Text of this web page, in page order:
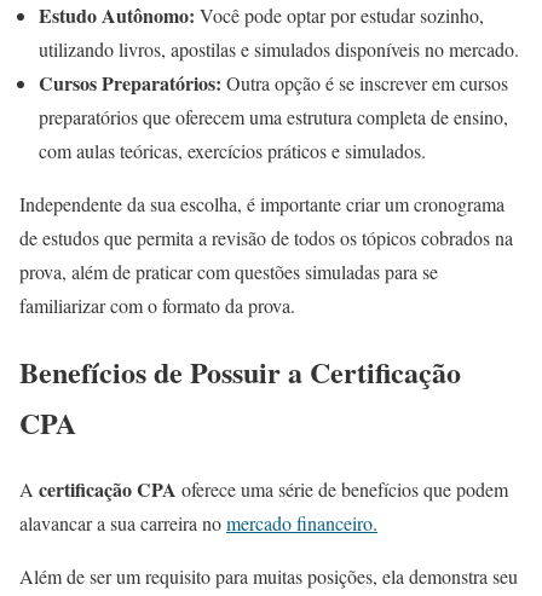
Estudo Autônomo: Você pode optar por estudar sozinho,
utilizando livros, apostilas e simulados disponíveis no mercado.
Cursos Preparatórios: Outra opção é se inscrever em cursos
preparatórios que oferecem uma estrutura completa de ensino,
com aulas teóricas, exercícios práticos e simulados.
Independente da sua escolha, é importante criar um cronograma
de estudos que permita a revisão de todos os tópicos cobrados na
prova, além de praticar com questões simuladas para se
familiarizar com o formato da prova.
Benefícios de Possuir a Certificação
CPA
A certificação CPA oferece uma série de benefícios que podem
alavancar a sua carreira nomercado financeiro.
Além de ser um requisito para muitas posições, ela demonstra seu